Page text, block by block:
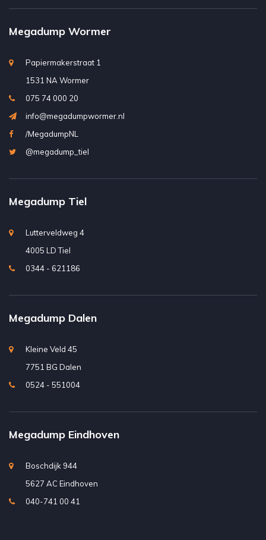
Megadump Wormer
Papiermakerstraat 1
1531 NA Wormer
075 74 000 20
info@megadumpwormer.nl
/MegadumpNL
@megadump_tiel
Megadump Tiel
Lutterveldweg 4
4005 LD Tiel
0344 - 621186
Megadump Dalen
Kleine Veld 45
7751 BG Dalen
0524 - 551004
Megadump Eindhoven
Boschdijk 944
5627 AC Eindhoven
040-741 00 41